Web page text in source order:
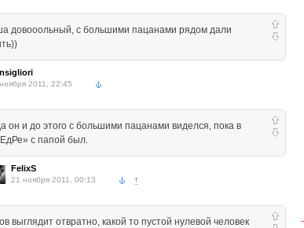
довооольный, с большими пацанами рядом дали
2011, 22:45
он и до этого с большими пацанами виделся, пока в
с папой был.
FelixS
21 ноября 2011, 00:13 ↑
выглядит отвратно, какой то пустой нулевой человек